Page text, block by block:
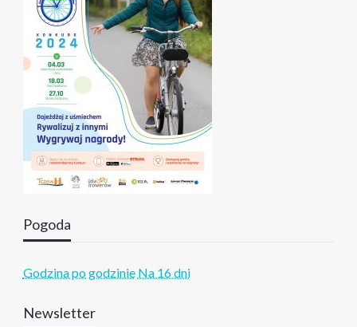
Pogoda
Godzina po godzinie Na 16 dni
Newsletter